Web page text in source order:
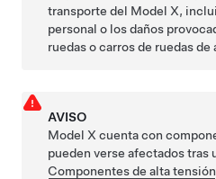
transporte del Model X,
personal o los daños
ruedas o carros de ruedas de
AVISO
Model X cuenta con
pueden verse afectados tras
Componentes de alta tensión